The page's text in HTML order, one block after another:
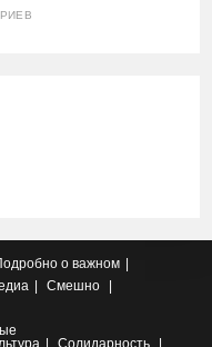
о важном
Смешно
Солидарность